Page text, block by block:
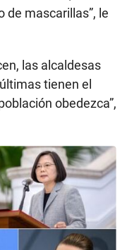
de mascarillas”, le
las alcaldesas
tienen el
obedezca”,